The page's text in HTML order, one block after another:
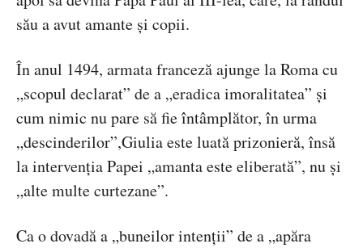
său a avut amante și copii.
În anul 1494, armata franceză ajunge la Roma cu
„scopul declarat” de a „eradica imoralitatea” și
cum nimic nu pare să fie întâmplător, în urma
„descinderilor”,Giulia este luată prizonieră, însă
la intervenția Papei „amanta este eliberată”, nu și
„alte multe curtezane”.
Ca o dovadă a „buneilor intenții” de a „apăra